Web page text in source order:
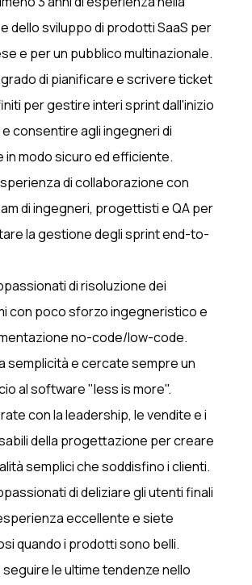
dello sviluppo di prodotti SaaS per
e per un pubblico multinazionale.
di pianificare e scrivere ticket
per gestire interi sprint dall'inizio
e consentire agli ingegneri di
in modo sicuro ed efficiente.
di collaborazione con
di ingegneri, progettisti e QA per
la gestione degli sprint end-to-
di risoluzione dei
con poco sforzo ingegneristico e
no-code/low-code.
semplicità e cercate sempre un
al software "less is more".
con la leadership, le vendite e i
della progettazione per creare
semplici che soddisfino i clienti.
di deliziare gli utenti finali
eccellente e siete
quando i prodotti sono belli.
seguire le ultime tendenze nello